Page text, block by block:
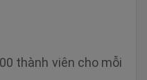
thành viên cho mỗi